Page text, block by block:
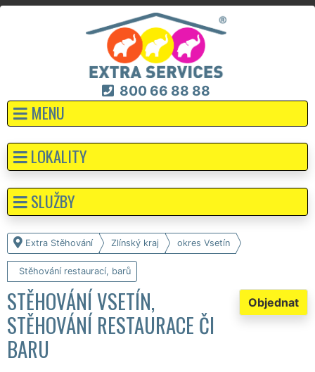
800 66 88 88
MENU
Extra Stěhování Zlínský kraj okres Vsetín
Stěhování restaurací, barů
Objednat
STĚHOVÁNÍ VSETÍN,
STĚHOVÁNÍ RESTAURACE ČI
BARU
LOKALITY
SLUŽBY